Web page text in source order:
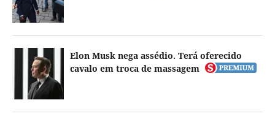
Elon Musk nega assédio. Terá oferecido
cavalo em troca de massagem